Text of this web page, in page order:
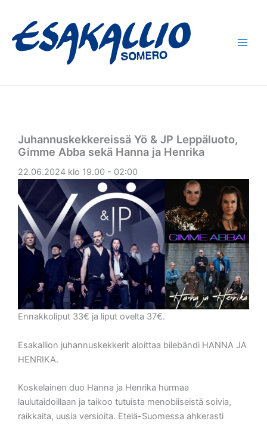
sisältöön
Juhannuskekkereissä Yö & JP Leppäluoto,
Gimme Abba sekä Hanna ja Henrika
22.06.2024 klo 19.00 - 02:00
Ennakkoliput 33€ ja liput ovelta 37€.
Esakallion juhannuskekkerit aloittaa bilebändi HANNA JA
HENRIKA.
Koskelainen duo Hanna ja Henrika hurmaa
laulutaidoillaan ja taikoo tutuista menobiiseistä soivia,
raikkaita, uusia versioita. Etelä-Suomessa ahkerasti